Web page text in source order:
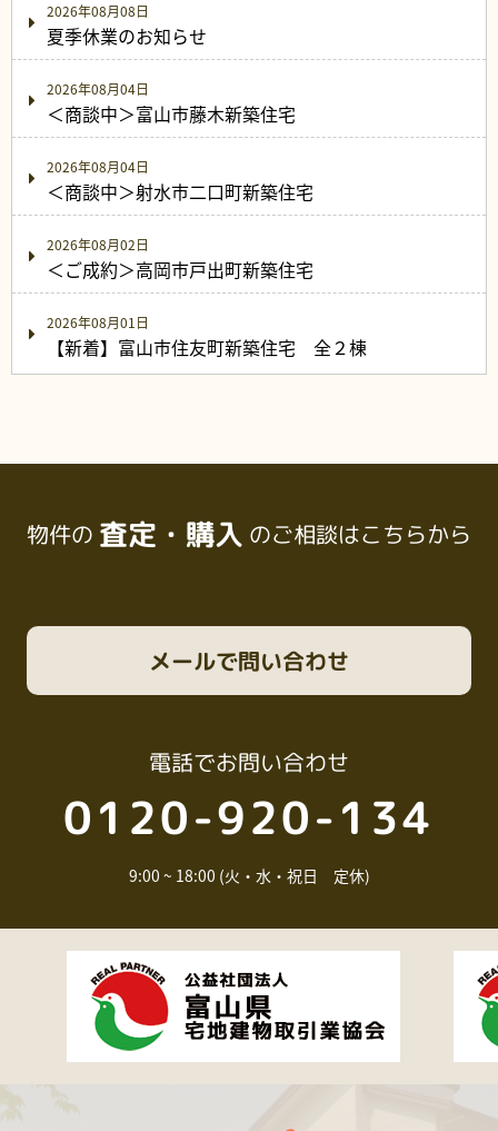
2026年08月08日
夏季休業のお知らせ
2026年08月04日
＜商談中＞富山市藤木新築住宅
2026年08月04日
＜商談中＞射水市二口町新築住宅
2026年08月02日
＜ご成約＞高岡市戸出町新築住宅
2026年08月01日
【新着】富山市住友町新築住宅 全２棟
物件の 査定・購入 のご相談はこちらから
電話でお問い合わせ
0120-920-134
9:00 ~ 18:00 (火・水・祝日 定休)
メールで問い合わせ